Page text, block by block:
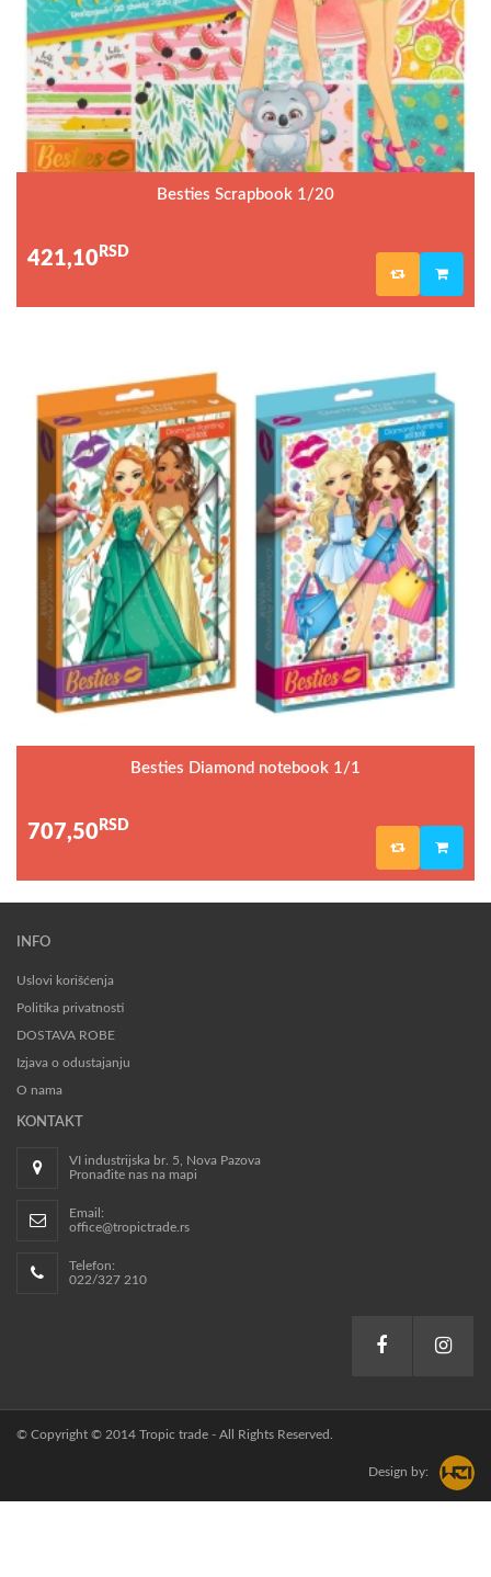
Besties Scrapbook 1/20
421,10 RSD
Besties Diamond notebook 1/1
707,50 RSD
INFO
Uslovi korišćenja
Politika privatnosti
DOSTAVA ROBE
Izjava o odustajanju
O nama
KONTAKT
VI industrijska br. 5, Nova Pazova
Pronađite nas na mapi
Email:
office@tropictrade.rs
Telefon:
022/327 210
© Copyright © 2014 Tropic trade - All Rights Reserved.
Design by: